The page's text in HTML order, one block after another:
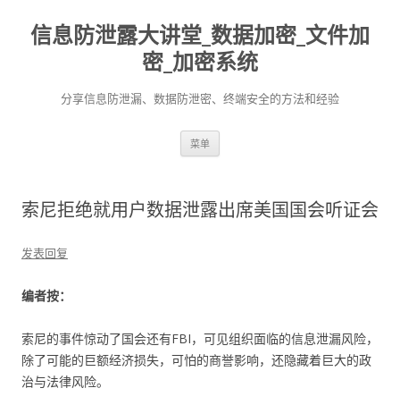
信息防泄露大讲堂_数据加密_文件加
密_加密系统
分享信息防泄漏、数据防泄密、终端安全的方法和经验
菜单
索尼拒绝就用户数据泄露出席美国国会听证会
发表回复
编者按：
索尼的事件惊动了国会还有FBI，可见组织面临的信息泄漏风险，
除了可能的巨额经济损失，可怕的商誉影响，还隐藏着巨大的政
治与法律风险。